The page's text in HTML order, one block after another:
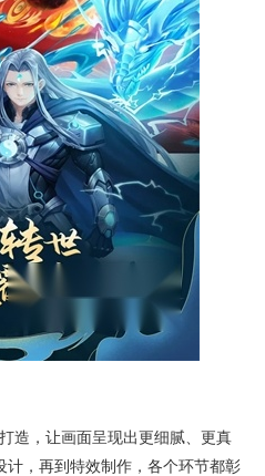
造，让画面呈现出更细腻、更真
计，再到特效制作，各个环节都彰